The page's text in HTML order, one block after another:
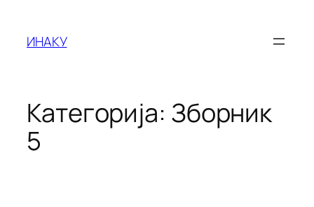
содржината
ИНАКУ
Категорија: Зборник
5